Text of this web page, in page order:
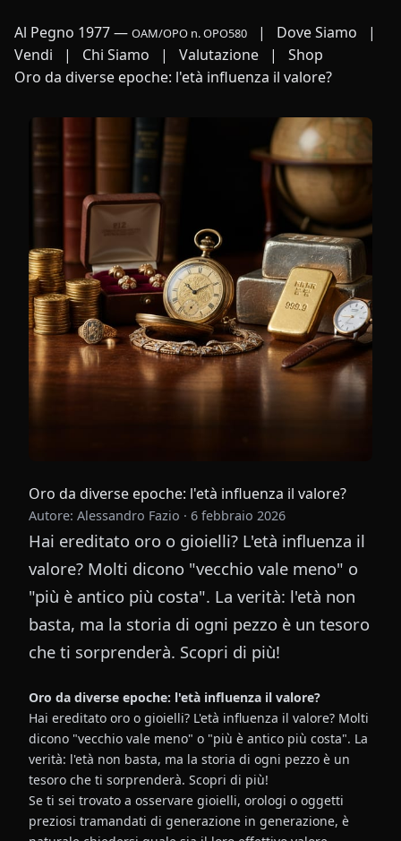
Al Pegno 1977— OAM/OPO n. OPO580 | Dove Siamo
|
Vendi
| Chi Siamo | Valutazione |
Shop
Oro da diverse epoche: l'età influenza il valore?
Oro da diverse epoche: l'età influenza il valore?
Autore: Alessandro Fazio · 6 febbraio 2026
Hai ereditato oro o gioielli? L'età influenza il
valore? Molti dicono "vecchio vale meno" o
"più è antico più costa". La verità: l'età non
basta, ma la storia di ogni pezzo è un tesoro
che ti sorprenderà. Scopri di più!
Oro da diverse epoche: l'età influenza il valore?
Hai ereditato oro o gioielli? L'età influenza il valore? Molti
dicono "vecchio vale meno" o "più è antico più costa". La
verità: l'età non basta, ma la storia di ogni pezzo è un
tesoro che ti sorprenderà. Scopri di più!
Se ti sei trovato a osservare gioielli, orologi o oggetti
preziosi tramandati di generazione in generazione, è